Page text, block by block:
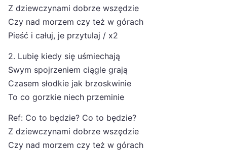
Z dziewczynami dobrze wszędzie
Czy nad morzem czy też w górach
Pieść i całuj, je przytulaj / x2
2. Lubię kiedy się uśmiechają
Swym spojrzeniem ciągle grają
Czasem słodkie jak brzoskwinie
To co gorzkie niech przeminie
Ref: Co to będzie? Co to będzie?
Z dziewczynami dobrze wszędzie
Czy nad morzem czy też w górach